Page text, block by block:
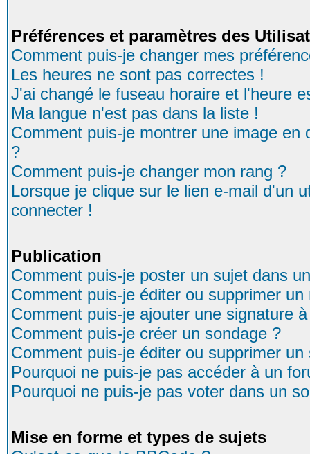
Préférences et paramètres des
Comment puis-je changer mes
Les heures ne sont pas correctes !
J'ai changé le fuseau horaire et l'heure
Ma langue n'est pas dans la liste !
Comment puis-je montrer une image
?
Comment puis-je changer mon rang ?
Lorsque je clique sur le lien e-mail d'un
connecter !
Publication
Comment puis-je poster un sujet dans
Comment puis-je éditer ou supprimer un
Comment puis-je ajouter une signature
Comment puis-je créer un sondage ?
Comment puis-je éditer ou supprimer un
Pourquoi ne puis-je pas accéder à un
Pourquoi ne puis-je pas voter dans un
Mise en forme et types de sujets